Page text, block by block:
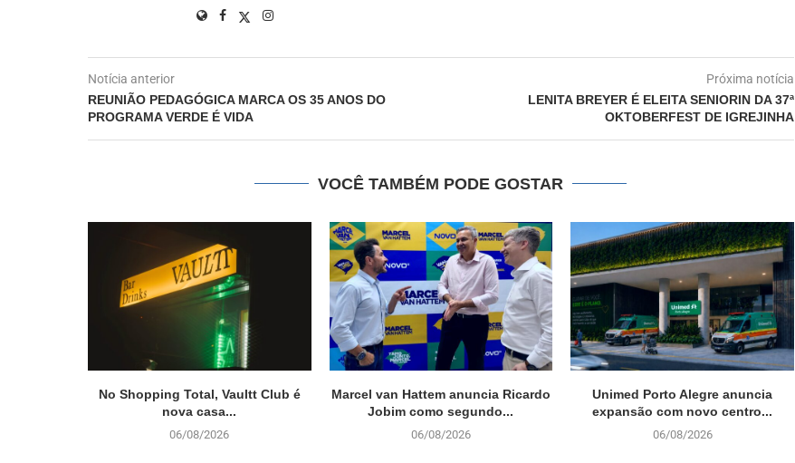
Notícia anterior
REUNIÃO PEDAGÓGICA MARCA OS 35 ANOS DO
PROGRAMA VERDE É VIDA
Próxima notícia
LENITA BREYER É ELEITA SENIORIN DA 37ª
OKTOBERFEST DE IGREJINHA
VOCÊ TAMBÉM PODE GOSTAR
No Shopping Total, Vaultt Club é
nova casa...
06/08/2026
Marcel van Hattem anuncia Ricardo
Jobim como segundo...
06/08/2026
Unimed Porto Alegre anuncia
expansão com novo centro...
06/08/2026